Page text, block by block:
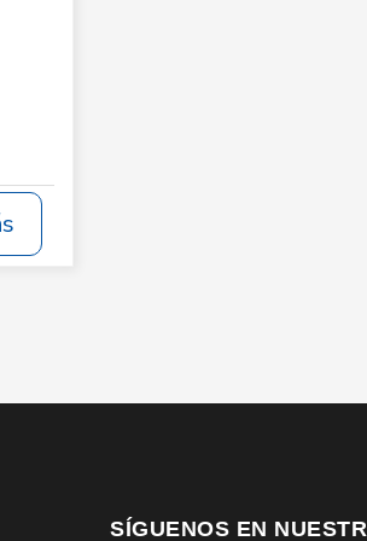
SÍGUENOS EN